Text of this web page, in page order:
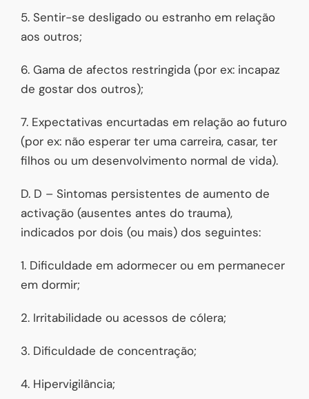
5. Sentir-se desligado ou estranho em relação
aos outros;
6. Gama de afectos restringida (por ex: incapaz
de gostar dos outros);
7. Expectativas encurtadas em relação ao futuro
(por ex: não esperar ter uma carreira, casar, ter
filhos ou um desenvolvimento normal de vida).
D. D – Sintomas persistentes de aumento de
activação (ausentes antes do trauma),
indicados por dois (ou mais) dos seguintes:
1. Dificuldade em adormecer ou em permanecer
em dormir;
2. Irritabilidade ou acessos de cólera;
3. Dificuldade de concentração;
4. Hipervigilância;